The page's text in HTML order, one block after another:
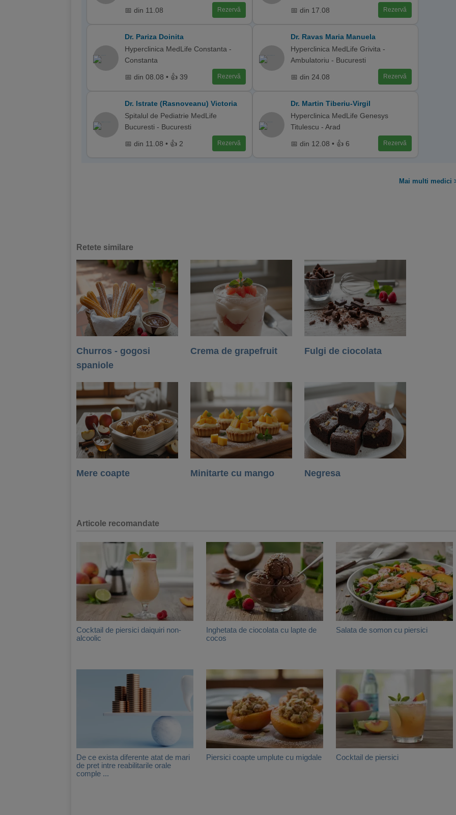
📅 din 11.08 Rezervă 📅 din 17.08 Rezervă
Dr. Pariza Doinita
Hyperclinica MedLife Constanta -
Constanta
📅 din 08.08 • 👍 39 Rezervă
Dr. Ravas Maria Manuela
Hyperclinica MedLife Grivita -
Ambulatoriu - Bucuresti
📅 din 24.08 Rezervă
Dr. Istrate (Rasnoveanu) Victoria
Spitalul de Pediatrie MedLife
Bucuresti - Bucuresti
📅 din 11.08 • 👍 2 Rezervă
Dr. Martin Tiberiu-Virgil
Hyperclinica MedLife Genesys
Titulescu - Arad
📅 din 12.08 • 👍 6 Rezervă
Mai multi medici
Retete similare
Churros - gogosi
spaniole
Crema de grapefruit Fulgi de ciocolata
Mere coapte Minitarte cu mango Negresa
Articole recomandate
Cocktail de piersici daiquiri non-
alcoolic
Inghetata de ciocolata cu lapte de
cocos
Salata de somon cu piersici
De ce exista diferente atat de mari
de pret intre reabilitarile orale
comple ...
Piersici coapte umplute cu migdale Cocktail de piersici